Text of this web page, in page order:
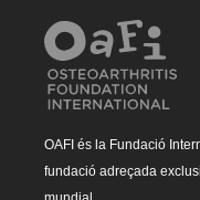
OAFI és la Fundació
fundació adreçada